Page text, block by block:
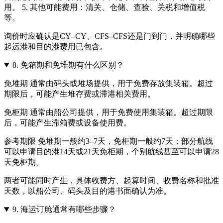
用。 5. 其他可能费用：清关、仓储、查验、关税和增值税
等。
询价时应确认是CY–CY、CFS–CFS还是门到门，并明确哪些
起运港和目的港费用已包含。
8. 免箱期和免堆期有什么区别？
免堆期 通常由码头或堆场提供，用于免费存放集装箱。超过
期限后，可能产生堆存费或滞港相关费用。
免柜期 通常由船公司提供，用于免费使用集装箱。超过期限
后，可能产生滞箱费或设备使用费。
参考期限 免堆期一般约3–7天，免柜期一般约7天；部分航线
可以申请目的港14天或21天免柜期，个别航线甚至可以申请28
天免柜期。
两者可能同时产生，具体收费方、起算时间、收费名称和批准
天数，以船公司、码头及目的港书面确认为准。
9. 海运订舱通常有哪些步骤？